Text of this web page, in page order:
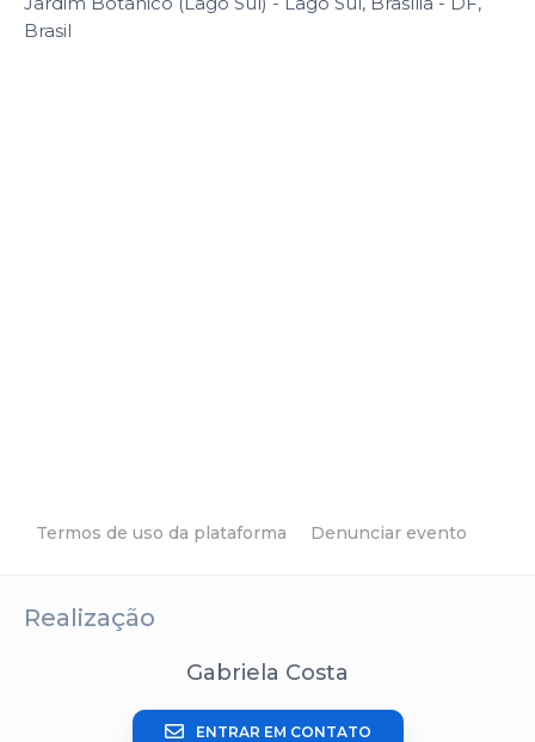
Brasil
Termos de uso da plataforma Denunciar evento
Realização
Gabriela Costa
ENTRAR EM CONTATO